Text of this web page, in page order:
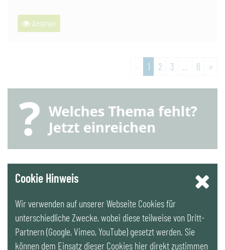
Ansehen
1 2 3 6 »
YouTube
LinkedIn
Newsletter
Cookie Hinweis
Wir verwenden auf unserer Webseite Cookies für
unterschiedliche Zwecke, wobei diese teilweise von Dritt-
Partnern (Google, Vimeo, YouTube) gesetzt werden. Sie
können dem Einsatz dieser Cookies hier direkt zustimmen